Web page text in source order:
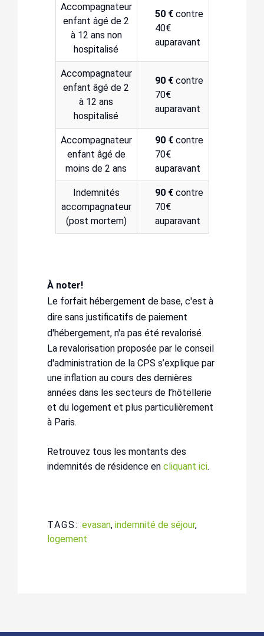
Accompagnateur
enfant âgé de 2
à 12 ans non
hospitalisé
50 € contre
40€
auparavant
Accompagnateur
enfant âgé de 2
à 12 ans
hospitalisé
90 € contre
70€
auparavant
Accompagnateur
enfant âgé de
moins de 2 ans
90 € contre
70€
auparavant
Indemnités
accompagnateur
(post mortem)
90 € contre
70€
auparavant
À noter!
Le forfait hébergement de base, c'est à
dire sans justificatifs de paiement
d'hébergement, n'a pas été revalorisé.
La revalorisation proposée par le conseil
d'administration de la CPS s’explique par
une inflation au cours des dernières
années dans les secteurs de l’hôtellerie
et du logement et plus particulièrement
à Paris.
Retrouvez tous les montants des
indemnités de résidence en cliquant ici.
TAGS: evasan, indemnité de séjour,
logement